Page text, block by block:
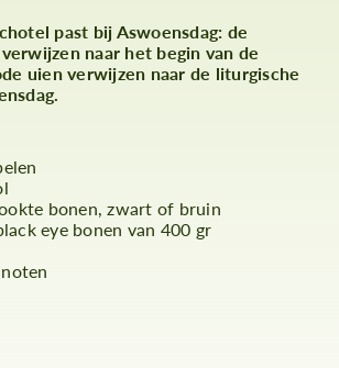
past bij Aswoensdag: de
naar het begin van de
uien verwijzen naar de liturgische
bonen, zwart of bruin
eye bonen van 400 gr